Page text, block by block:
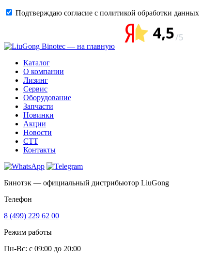
Подтверждаю согласие с политикой обработки данных
Каталог
О компании
Лизинг
Сервис
Оборудование
Запчасти
Новинки
Акции
Новости
CTT
Контакты
Бинотэк — официальный дистрибьютор LiuGong
Телефон
8 (499) 229 62 00
Режим работы
Пн-Вс: c 09:00 до 20:00